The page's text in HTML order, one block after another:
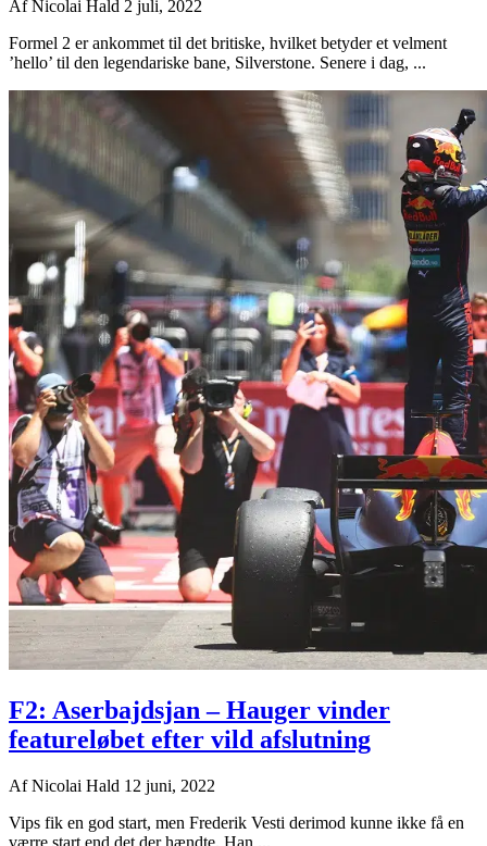
AfNicolai Hald 2 juli, 2022
Formel 2 er ankommet til det britiske, hvilket betyder et velment
’hello’ til den legendariske bane, Silverstone. Senere i dag, ...
F2: Aserbajdsjan – Hauger vinder
featureløbet efter vild afslutning
AfNicolai Hald 12 juni, 2022
Vips fik en god start, men Frederik Vesti derimod kunne ikke få en
værre start end det der hændte. Han ...